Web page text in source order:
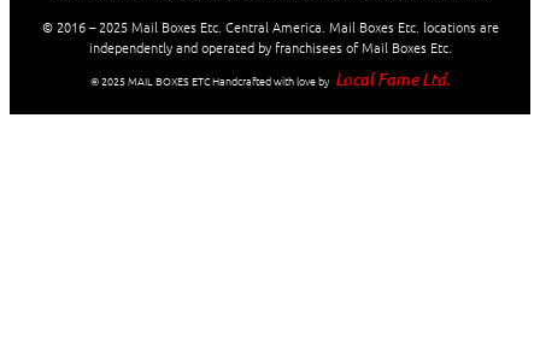
© 2016 – 2025 Mail Boxes Etc. Central America. Mail Boxes Etc. locations are
independently and operated by franchisees of Mail Boxes Etc.
© 2025 MAIL BOXES ETC Handcrafted with love by Local Fame Ltd.